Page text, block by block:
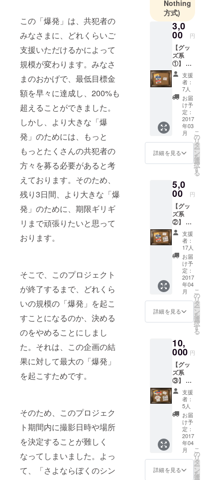
この「爆発」は、共犯者の
みなさまに、どれくらいご
支援いただけるかによって
規模が変わります。みなさ
まのおかげで、最低目標金
額を早々に達成し、200%も
超えることができました。
しかし、より大きな「爆
発」のためには、もっと
もっとたくさんの共犯者の
方々を募る必要があると考
えております。そのため、
残り3日間、より大きな「爆
発」のために、期限ギリギ
リまで頑張りたいと思って
おります。
そこで、このプロジェクト
が終了するまで、どれくら
いの規模の「爆発」を起こ
すことになるのか、決める
のをやめることにしまし
た。それは、この企画の結
果に対して最大の「爆発」
を起こすためです。
そのため、このプロジェク
ト期間内に撮影日時や場所
を決定することが難しく
なってしまいました。よっ
て、「さよならぼくのシン
して出演
（w/ Dragon
Ash,水曜日
のカンパネ
ラ,神聖か
まってちゃ
ん,etc）。
また、YUKI
やCHARA等
を手がける
音楽プロ
デューサー
蔦谷好位置
氏とのコラ
ならぼくの
シンデレ
ラ」の制作
ではリリッ
クと歌唱を
担当し、ア
ンジャッ
シュ渡部建
ゲートするJ-
WAVE「GOL
D RUSH」10
月の"THE
TRACK OF
MONTH"に
10.12(Wed)
、ファース
トミニアル
バム「さよ
なら、ユー
スフォビ
ア」をLOW
HIGH WHO?
PRODUCTI
Nothing
方式)
3,0
00 円
【グッ
ズ系
①】 ・
お礼の
お手紙
・春ね
むりス
テッ
カー（3
枚セッ
ト）
支援
者：
7人
お届
け予
定：
2017
年03
月
詳細を見る
こ
の
リ
タ
ー
ン
を
選
択
す
る
5,0
00 円
【グッ
ズ系
②】 ・
お礼の
お手紙
・春ね
むりス
テッ
カー（3
枚セッ
ト） ・
MVにお
名前を
クレ
ジット
記載
支援
者：
17人
お届
け予
定：
2017
年04
月
詳細を見る
こ
の
リ
タ
ー
ン
を
選
択
す
る
10,
000 円
【グッ
ズ系
③】 ・
お礼の
お手紙
・春ね
むりス
テッ
カー（3
枚セッ
ト） ・
MVにお
名前を
クレ
ジット
支援
者：
5人
お届
け予
定：
2017
年04
月
詳細を見る
こ
の
リ
タ
ー
ン
を
選